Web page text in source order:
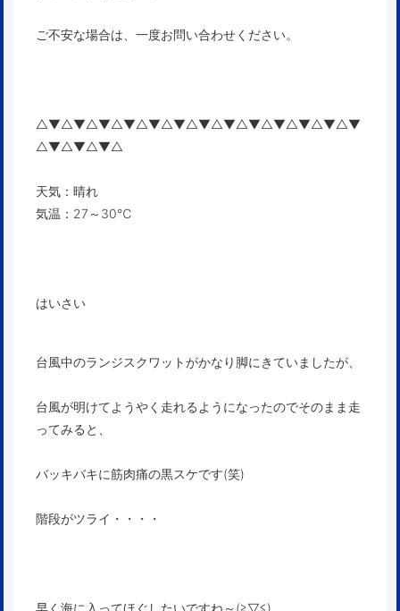
ご不安な場合は、一度お問い合わせください。
△▼△▼△▼△▼△▼△▼△▼△▼△▼△▼△▼△▼△▼
△▼△▼△▼△
天気：晴れ
気温：27～30℃
はいさい
台風中のランジスクワットがかなり脚にきていましたが、
台風が明けてようやく走れるようになったのでそのまま走
ってみると、
バッキバキに筋肉痛の黒スケです(笑)
階段がツライ・・・・